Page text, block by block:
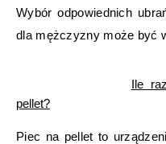
Wybór odpowiednich
dla mężczyzny może być
Ile
pellet?
Piec na pellet to